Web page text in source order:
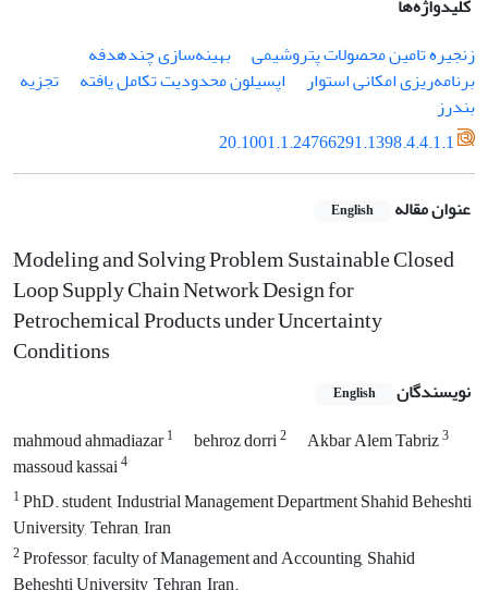
کلیدواژه‌ها
زنجیره تامین محصولات پتروشیمی
بهینه‌سازی چندهدفه
برنامه‌ریزی امکانی استوار
اپسیلون محدودیت تکامل یافته
تجزیه
بندرز
20.1001.1.24766291.1398.4.4.1.1
عنوان مقاله English
Modeling and Solving Problem Sustainable Closed
Loop Supply Chain Network Design for
Petrochemical Products under Uncertainty
Conditions
نویسندگان English
mahmoud ahmadiazar1 behroz dorri2 Akbar Alem Tabriz3
massoud kassai4
1PhD. student, Industrial Management Department Shahid Beheshti
University, Tehran, Iran
2Professor, faculty of Management and Accounting, Shahid